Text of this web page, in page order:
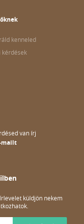
kenneled
kérdések
van írj
mailt
küldjön nekem